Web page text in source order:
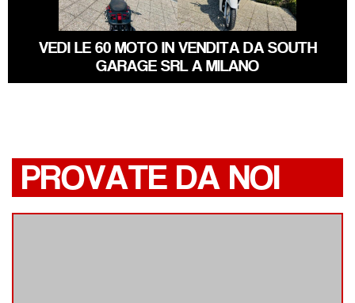
VEDI LE 60 MOTO IN VENDITA DA SOUTH
GARAGE SRL A MILANO
PROVATE DA NOI